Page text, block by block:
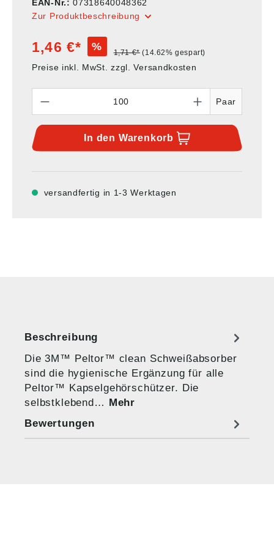
EAN-Nr.:07318640048362
Zur Produktbeschreibung
1,46 €* % 1,71 €* (14.62% gespart)
Preise inkl. MwSt. zzgl. Versandkosten
Paar
In den Warenkorb
versandfertig in 1-3 Werktagen
Beschreibung
Die 3M™ Peltor™ clean Schweißabsorber
sind die hygienische Ergänzung für alle
Peltor™ Kapselgehörschützer. Die
selbstklebend… Mehr
Bewertungen